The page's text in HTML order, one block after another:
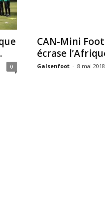
0
CAN-Mini
écrase
Galsenfoot - 8 mai 2018